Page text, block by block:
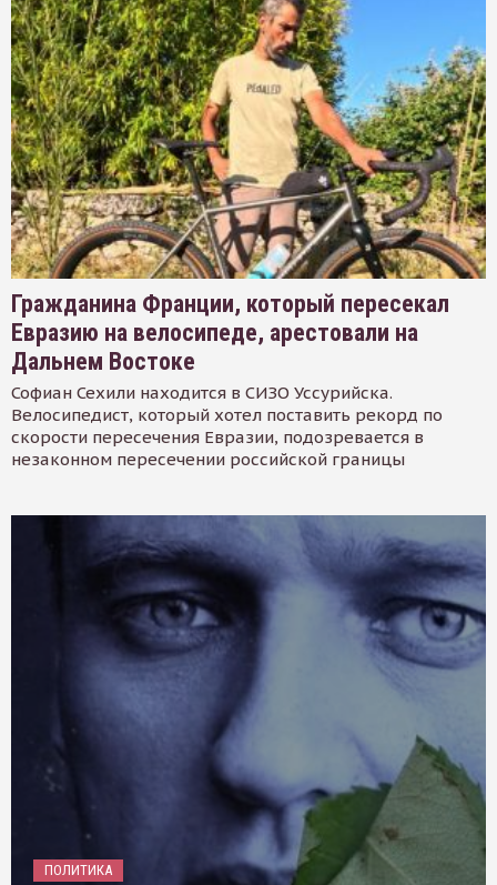
Гражданина Франции, который пересекал
Евразию на велосипеде, арестовали на
Дальнем Востоке
Софиан Сехили находится в СИЗО Уссурийска.
Велосипедист, который хотел поставить рекорд по
скорости пересечения Евразии, подозревается в
незаконном пересечении российской границы
ПОЛИТИКА